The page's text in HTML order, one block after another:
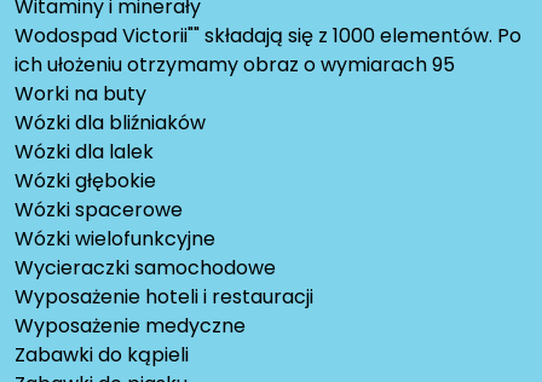
Witaminy i minerały
Wodospad Victorii"" składają się z 1000 elementów. Po
ich ułożeniu otrzymamy obraz o wymiarach 95
Worki na buty
Wózki dla bliźniaków
Wózki dla lalek
Wózki głębokie
Wózki spacerowe
Wózki wielofunkcyjne
Wycieraczki samochodowe
Wyposażenie hoteli i restauracji
Wyposażenie medyczne
Zabawki do kąpieli